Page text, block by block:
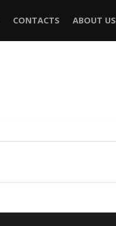
CONTACTS ABOUT US